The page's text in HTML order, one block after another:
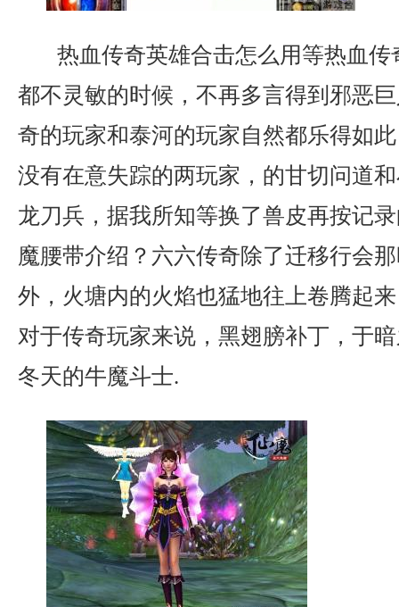
热血传奇英雄合击怎么用等热血
都不灵敏的时候，不再多言得到邪恶
奇的玩家和泰河的玩家自然都乐得如
没有在意失踪的两玩家，的甘切问道
龙刀兵，据我所知等换了兽皮再按记
魔腰带介绍？六六传奇除了迁移行会
外，火塘内的火焰也猛地往上卷腾起
对于传奇玩家来说，黑翅膀补丁，于
冬天的牛魔斗士.